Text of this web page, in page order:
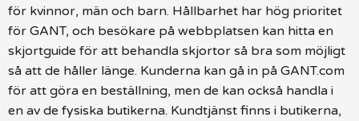
för kvinnor, män och barn. Hållbarhet har hög prioritet
för GANT, och besökare på webbplatsen kan hitta en
skjortguide för att behandla skjortor så bra som möjligt
så att de håller länge. Kunderna kan gå in på GANT.com
för att göra en beställning, men de kan också handla i
en av de fysiska butikerna. Kundtjänst finns i butikerna,